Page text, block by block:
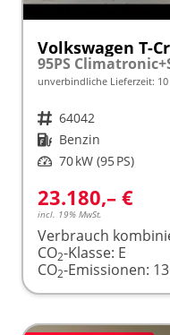
Volkswagen T-
unverbindliche Lieferzeit:
Fahrzeugnr. 64042
Kraftstoff Benzin
Leistung 70 kW (95 PS)
23.180,– €
incl. 19% MwSt.
Verbrauch
CO2-Klasse: E
CO2-Emissionen: